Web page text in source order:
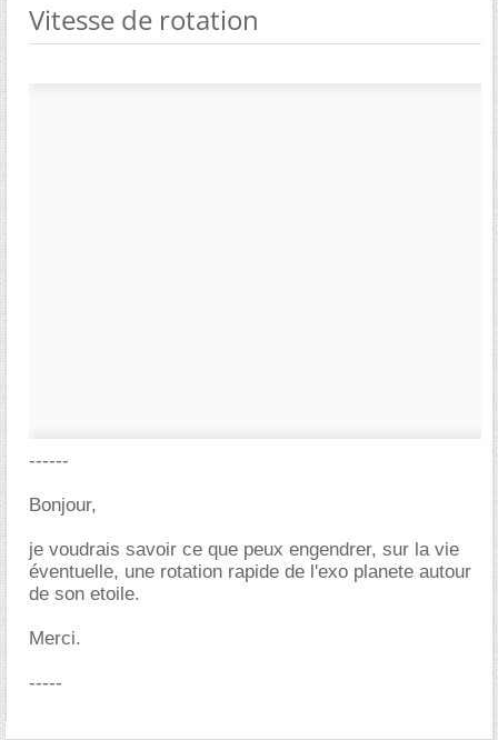
Vitesse de rotation
------
Bonjour,
je voudrais savoir ce que peux engendrer, sur la vie
éventuelle, une rotation rapide de l'exo planete autour
de son etoile.
Merci.
-----